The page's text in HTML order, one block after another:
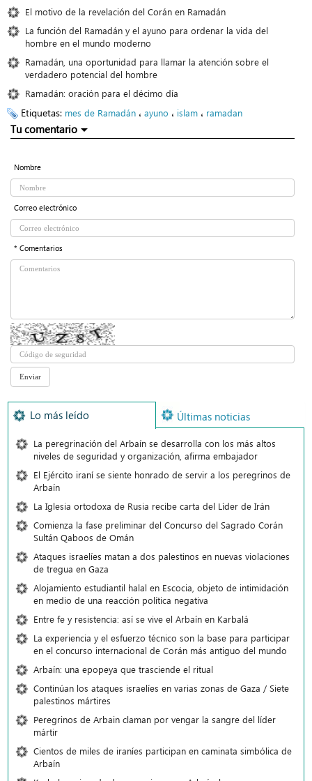
El motivo de la revelación del Corán en Ramadán
La función del Ramadán y el ayuno para ordenar la vida del
hombre en el mundo moderno
Ramadán, una oportunidad para llamar la atención sobre el
verdadero potencial del hombre
Ramadán: oración para el décimo día
Etiquetas: mes de Ramadán ، ayuno ، islam ، ramadan
Tu comentario
Nombre
Correo electrónico
* Comentarios
Lo más leído Últimas noticias
La peregrinación del Arbaín se desarrolla con los más altos
niveles de seguridad y organización, afirma embajador
El Ejército iraní se siente honrado de servir a los peregrinos de
Arbaín
La Iglesia ortodoxa de Rusia recibe carta del Líder de Irán
Comienza la fase preliminar del Concurso del Sagrado Corán
Sultán Qaboos de Omán
Ataques israelíes matan a dos palestinos en nuevas violaciones
de tregua en Gaza
Alojamiento estudiantil halal en Escocia, objeto de intimidación
en medio de una reacción política negativa
Entre fe y resistencia: así se vive el Arbaín en Karbalá
La experiencia y el esfuerzo técnico son la base para participar
en el concurso internacional de Corán más antiguo del mundo
Arbaín: una epopeya que trasciende el ritual
Continúan los ataques israelíes en varias zonas de Gaza / Siete
palestinos mártires
Peregrinos de Arbain claman por vengar la sangre del líder
mártir
Cientos de miles de iraníes participan en caminata simbólica de
Arbaín